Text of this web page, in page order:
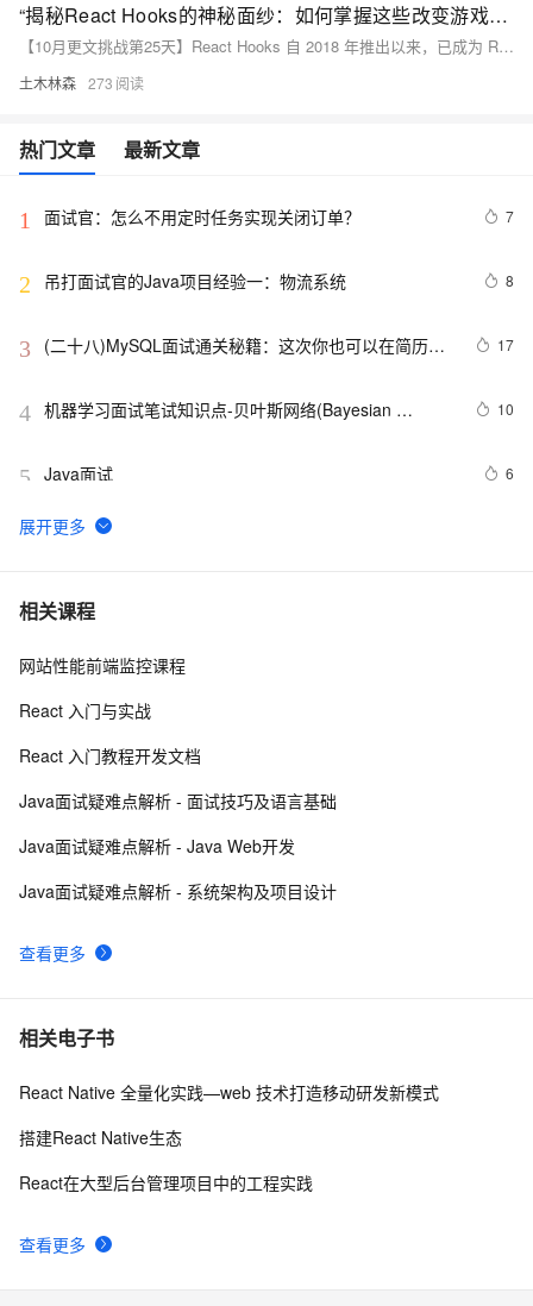
“揭秘React Hooks的神秘面纱：如何掌握这些改变游戏规则的超能力以打造无敌前端应用”
【10月更文挑战第25天】React Hooks 自 2018 年推出以来，已成为 React 功能组件的重要组成部分。本文全面解析了 React Hooks 的核心概念，包括 `useState` 和 `useEffect` 的使用方法，并提供了最佳实践，如避免过度使用 Hooks、保持 Hooks 调用顺序一致、使用 `useReducer` 管理复杂状态逻辑、自定义 Hooks 封装复用逻辑等，帮助开发者更高效地使用 Hooks，构建健壮且易于维护的 React 应用。
土木林森 273
热门文章 最新文章
1 面试官：怎么不用定时任务实现关闭订单？ 7
2 吊打面试官的Java项目经验一：物流系统 8
3
(二十八)MySQL面试通关秘籍：这次你也可以在简历写
17
4 机器学习面试笔试知识点-贝叶斯网络(Bayesian
10
5 Java面试 6
6 微软的22道数据结构算法面试题
7 揭秘CSS布局神器：vw/vh、rem、%与px大PK，掌握它
8 架构设计第一讲：架构设计相关面试题汇总
10Google 历年笔试面试30题
相关课程
查看更多
网站性能前端监控课程
React 入门与实战
React 入门教程开发文档
Java面试疑难点解析 - 面试技巧及语言基础
Java面试疑难点解析 - Java Web开发
Java面试疑难点解析 - 系统架构及项目设计
相关电子书
查看更多
React Native 全量化实践—web 技术打造移动研发新模式
搭建React Native生态
React在大型后台管理项目中的工程实践